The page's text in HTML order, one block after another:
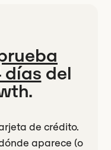
días del
de crédito.
aparece (o